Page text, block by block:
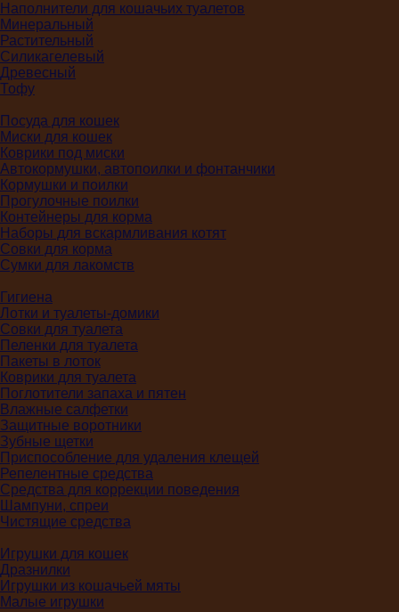
Наполнители для кошачьих туалетов
Минеральный
Растительный
Силикагелевый
Древесный
Тофу
Посуда для кошек
Миски для кошек
Коврики под миски
Автокормушки, автопоилки и фонтанчики
Кормушки и поилки
Прогулочные поилки
Контейнеры для корма
Наборы для вскармливания котят
Совки для корма
Сумки для лакомств
Гигиена
Лотки и туалеты-домики
Совки для туалета
Пеленки для туалета
Пакеты в лоток
Коврики для туалета
Поглотители запаха и пятен
Влажные салфетки
Защитные воротники
Зубные щетки
Приспособление для удаления клещей
Репелентные средства
Средства для коррекции поведения
Шампуни, спреи
Чистящие средства
Игрушки для кошек
Дразнилки
Игрушки из кошачьей мяты
Малые игрушки